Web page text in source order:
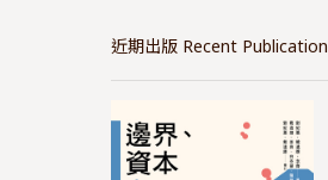
近期出版 Recent Publication